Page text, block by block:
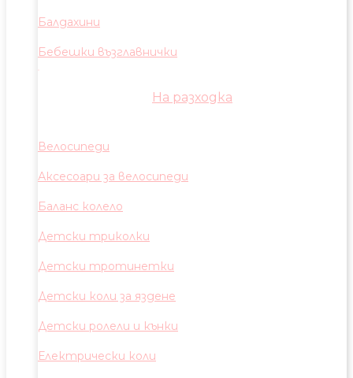
Балдахини
Бебешки възглавнички
На разходка
Велосипеди
Аксесоари за велосипеди
Баланс колело
Детски триколки
Детски тротинетки
Детски коли за яздене
Детски ролели и кънки
Електрически коли